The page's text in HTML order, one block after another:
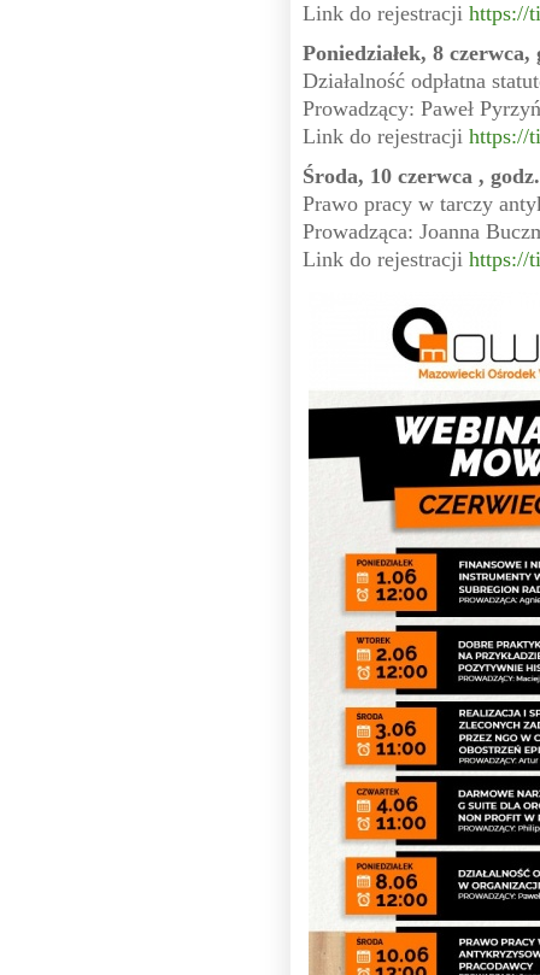
Link do rejestracji https://
Poniedziałek, 8 czerwca,
Działalność odpłatna
Prowadzący: Paweł
Link do rejestracji https://
Środa, 10 czerwca ,
Prawo pracy w tarczy
Prowadząca: Joanna
Link do rejestracji https://